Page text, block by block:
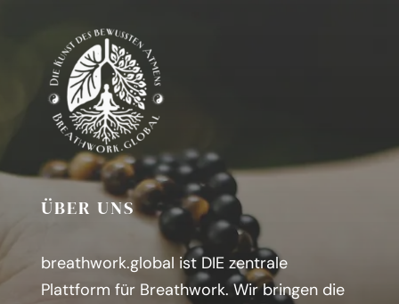
ÜBER UNS
breathwork.global ist DIE zentrale
Plattform für Breathwork. Wir bringen die